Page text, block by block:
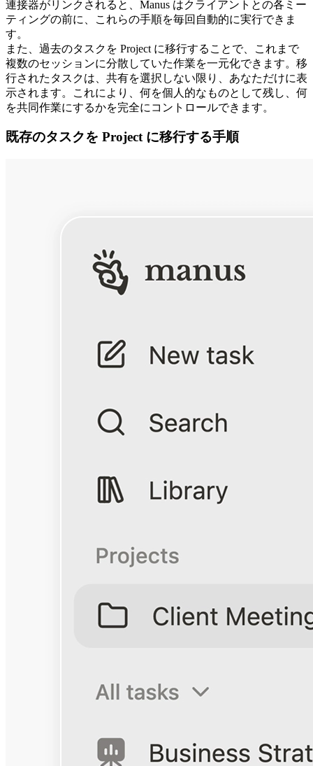
連接器がリンクされると、Manus はクライアントとの各ミー
ティングの前に、これらの手順を毎回自動的に実行できま
す。
また、過去のタスクを Project に移行することで、これまで
複数のセッションに分散していた作業を一元化できます。移
行されたタスクは、共有を選択しない限り、あなただけに表
示されます。これにより、何を個人的なものとして残し、何
を共同作業にするかを完全にコントロールできます。
既存のタスクを Project に移行する手順